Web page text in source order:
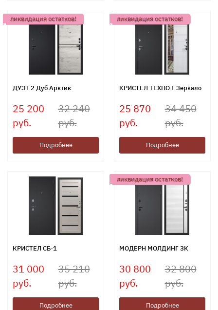
ликвидация остатков!
ДУЭТ 2 Дуб Арктик
25 200
руб.
32 240
руб.
Подробнее
ликвидация остатков!
КРИСТЕЛ ТЕХНО F Зеркало
25 870
руб.
34 450
руб.
Подробнее
КРИСТЕЛ СБ-1
31 000
руб.
35 210
руб.
Подробнее
ликвидация остатков!
МОДЕРН МОЛДИНГ ЗК
30 800
руб.
32 800
руб.
Подробнее